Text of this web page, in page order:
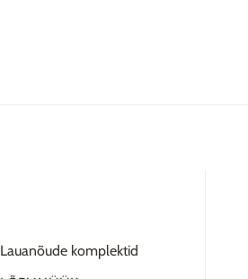
Lauanõude komplektid